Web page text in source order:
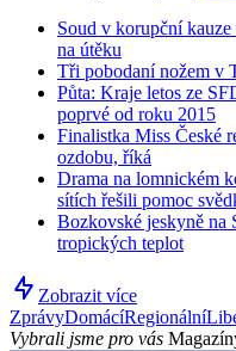
Soud v korupční
na útěku
Tři pobodaní nožem v
Půta: Kraje letos ze
poprvé od roku 2015
Finalistka Miss České
ozdobu, říká
Drama na lomnickém
sítích řešili pomoc
Bozkovské jeskyně na
tropických teplot
Zobrazit více
ZprávyDomácíRegionální
Vybrali jsme pro vás